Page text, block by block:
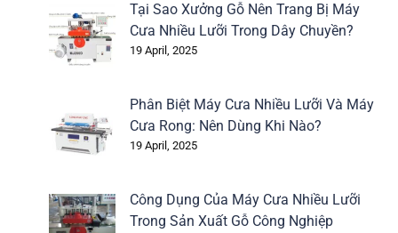
Tại Sao Xưởng Gỗ Nên Trang Bị Máy
Cưa Nhiều Lưỡi Trong Dây Chuyền?
19 April, 2025
Phân Biệt Máy Cưa Nhiều Lưỡi Và Máy
Cưa Rong: Nên Dùng Khi Nào?
19 April, 2025
Công Dụng Của Máy Cưa Nhiều Lưỡi
Trong Sản Xuất Gỗ Công Nghiệp